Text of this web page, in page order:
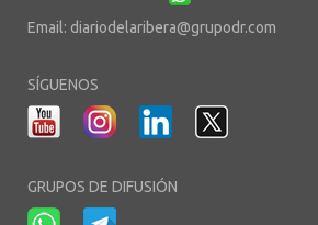
Email: diariodelaribera@grupodr.com
SÍGUENOS
GRUPOS DE DIFUSIÓN